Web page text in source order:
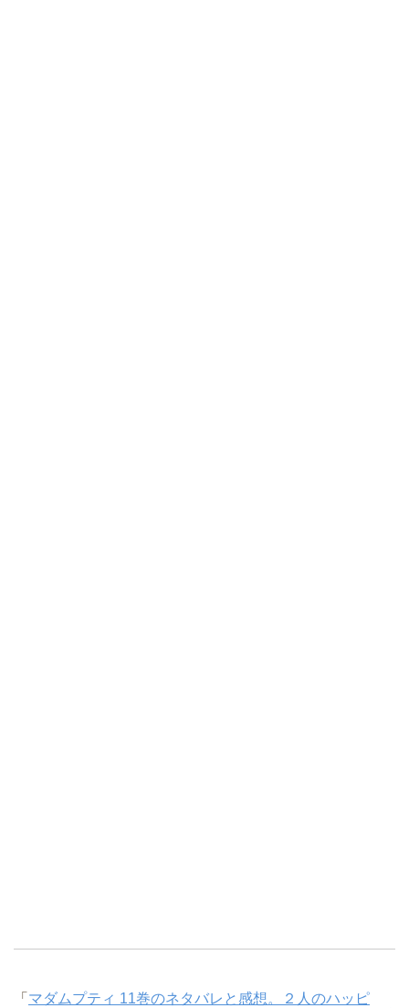
「 マダムプティ 11巻のネタバレと感想。２人のハッピ